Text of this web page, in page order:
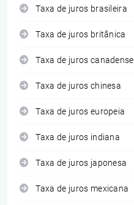
Taxa de juros brasileira
Taxa de juros britânica
Taxa de juros canadense
Taxa de juros chinesa
Taxa de juros europeia
Taxa de juros indiana
Taxa de juros japonesa
Taxa de juros mexicana